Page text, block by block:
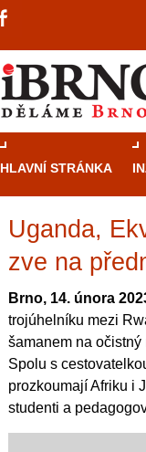
HLAVNÍ STRÁNKA
Uganda,
zve na
Brno, 14. února
trojúhelníku mezi
šamanem na
Spolu s
prozkoumají Afriku i
studenti a
návštěvníky, tak pro